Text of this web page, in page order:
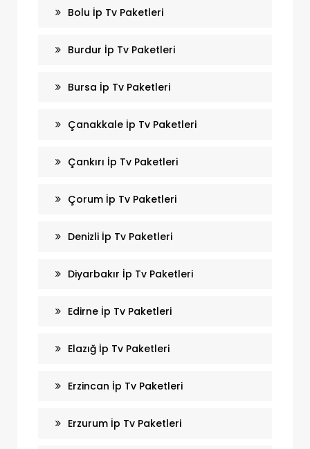
Bolu İp Tv Paketleri
Burdur İp Tv Paketleri
Bursa İp Tv Paketleri
Çanakkale İp Tv Paketleri
Çankırı İp Tv Paketleri
Çorum İp Tv Paketleri
Denizli İp Tv Paketleri
Diyarbakır İp Tv Paketleri
Edirne İp Tv Paketleri
Elazığ İp Tv Paketleri
Erzincan İp Tv Paketleri
Erzurum İp Tv Paketleri